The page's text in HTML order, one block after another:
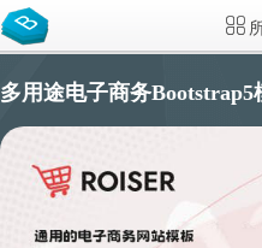
多用途电子商务Bootstrap5